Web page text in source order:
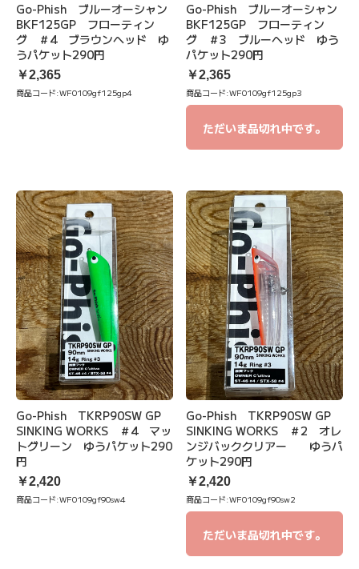
Go-Phish ブルーオーシャン
BKF125GP フローティン
グ ＃4 ブラウンヘッド ゆ
うパケット290円
￥2,365
商品コード:WF0109gf125gp4
Go-Phish ブルーオーシャン
BKF125GP フローティン
グ ＃3 ブルーヘッド ゆう
パケット290円
￥2,365
商品コード:WF0109gf125gp3
ただいま品切れ中です。
Go-Phish TKRP90SW GP
SINKING WORKS ＃4 マッ
トグリーン ゆうパケット290
円
￥2,420
商品コード:WF0109gf90sw4
Go-Phish TKRP90SW GP
SINKING WORKS ＃2 オレ
ンジバッククリアー ゆうパ
ケット290円
￥2,420
商品コード:WF0109gf90sw2
ただいま品切れ中です。